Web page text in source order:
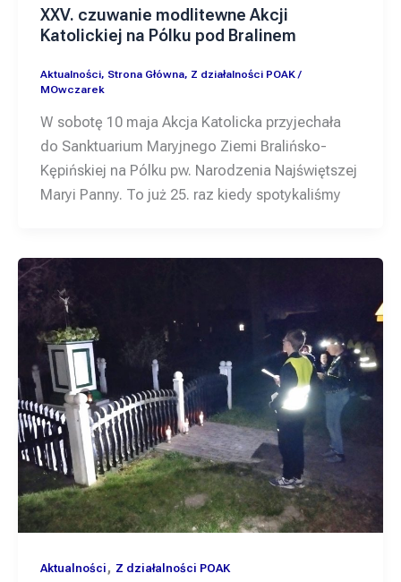
XXV. czuwanie modlitewne Akcji
Katolickiej na Pólku pod Bralinem
Aktualności, Strona Główna, Z działalności POAK/
MOwczarek
W sobotę 10 maja Akcja Katolicka przyjechała
do Sanktuarium Maryjnego Ziemi Bralińsko-
Kępińskiej na Pólku pw. Narodzenia Najświętszej
Maryi Panny. To już 25. raz kiedy spotykaliśmy
Aktualności , Z działalności POAK